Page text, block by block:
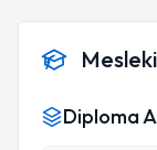
hocama
babamı
Diploma